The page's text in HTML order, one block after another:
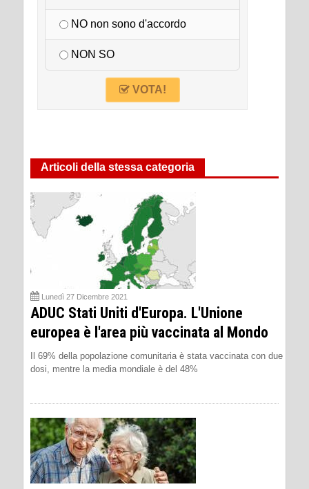
NO non sono d'accordo
NON SO
VOTA!
Articoli della stessa categoria
Lunedì 27 Dicembre 2021
ADUC Stati Uniti d'Europa. L'Unione
europea è l'area più vaccinata al Mondo
Il 69% della popolazione comunitaria è stata vaccinata con due
dosi, mentre la media mondiale è del 48%